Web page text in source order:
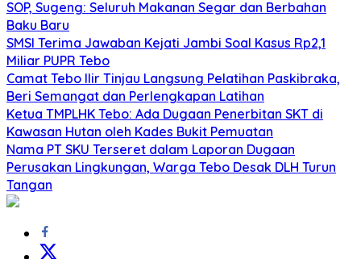
SOP, Sugeng: Seluruh Makanan Segar dan Berbahan
Baku Baru
SMSI Terima Jawaban Kejati Jambi Soal Kasus Rp2,1
Miliar PUPR Tebo
Camat Tebo Ilir Tinjau Langsung Pelatihan Paskibraka,
Beri Semangat dan Perlengkapan Latihan
Ketua TMPLHK Tebo: Ada Dugaan Penerbitan SKT di
Kawasan Hutan oleh Kades Bukit Pemuatan
Nama PT SKU Terseret dalam Laporan Dugaan
Perusakan Lingkungan, Warga Tebo Desak DLH Turun
Tangan